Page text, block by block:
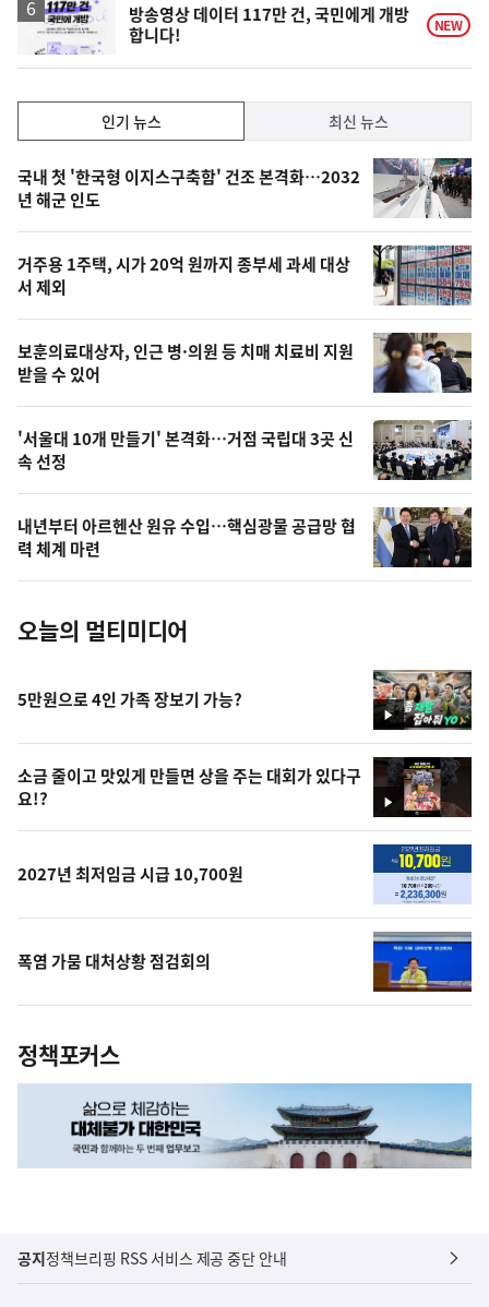
방송영상 데이터 117만 건, 국민에게 개방
합니다!
NEW
기,
최
신,
늘
의
영
상
오
늘
사
진
인기 뉴스 최신 뉴스
기
뉴
스
국내 첫 '한국형 이지스구축함' 건조 본격화…2032
년 해군 인도
거주용 1주택, 시가 20억 원까지 종부세 과세 대상
서 제외
보훈의료대상자, 인근 병·의원 등 치매 치료비 지원
받을 수 있어
'서울대 10개 만들기' 본격화…거점 국립대 3곳 신
속 선정
내년부터 아르헨산 원유 수입…핵심광물 공급망 협
력 체계 마련
오늘의 멀티미디어
영
상
5만원으로 4인 가족 장보기 가능?
영
상
소금 줄이고 맛있게 만들면 상을 주는 대회가 있다구
요!?
2027년 최저임금 시급 10,700원
폭염 가뭄 대처상황 점검회의
정책포커스
공지정책브리핑 RSS 서비스 제공 중단 안내